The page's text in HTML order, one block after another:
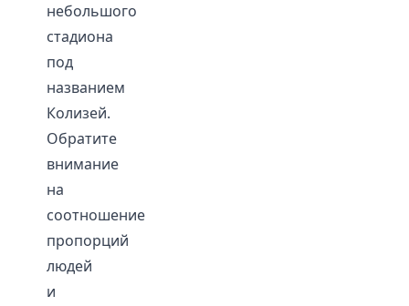
небольшого
стадиона
под
названием
Колизей.
Обратите
внимание
на
соотношение
пропорций
людей
и